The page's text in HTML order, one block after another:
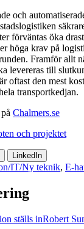
och
förväntas öka
höga krav på
Framför allt
levereras till
oftast den mest
transportkedjan.
Chalmers.se
och projektet
LinkedIn
IT/Ny teknik, E-
ställs inRobert